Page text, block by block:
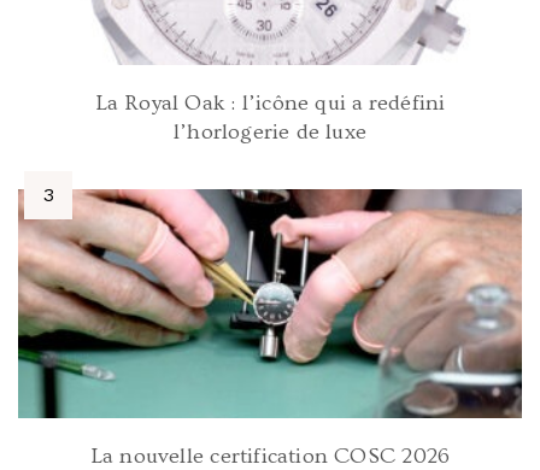
La Royal Oak : l’icône qui a redéfini
l’horlogerie de luxe
La nouvelle certification COSC 2026